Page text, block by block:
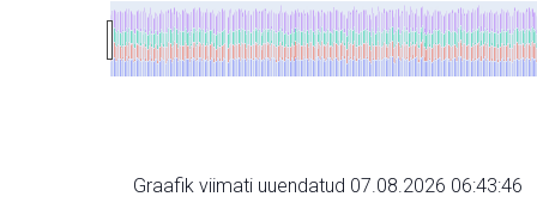
Graafik viimati uuendatud 07.08.2026 06:43:46